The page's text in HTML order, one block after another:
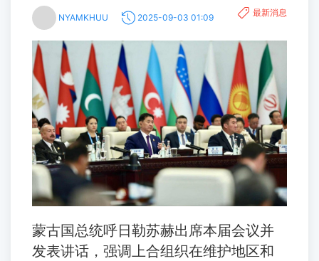
NYAMKHUU 2025-09-03 01:09 最新消息
蒙古国总统呼日勒苏赫出席本届会议并
发表讲话，强调上合组织在维护地区和